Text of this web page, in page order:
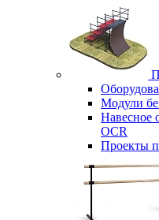
Модули
Навесное
OCR
Проекты